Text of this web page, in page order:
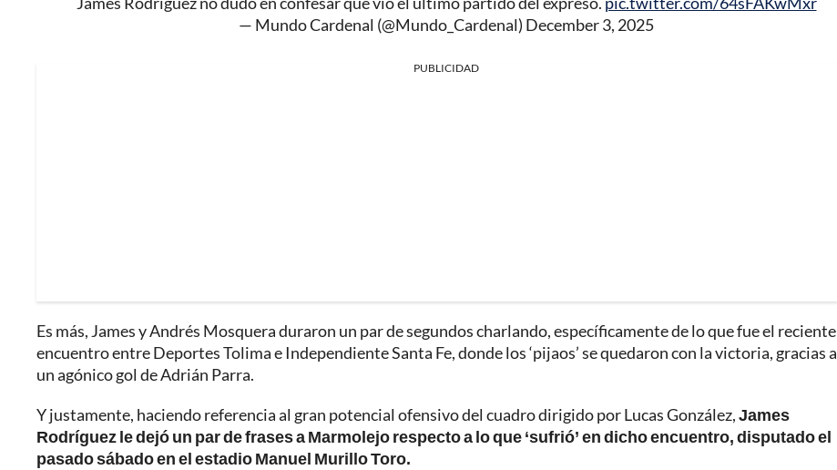
— Mundo Cardenal (@Mundo_Cardenal) December 3, 2025
PUBLICIDAD
Es más, James y Andrés Mosquera duraron un par de segundos charlando, específicamente de lo que fue el reciente
encuentro entre Deportes Tolima e Independiente Santa Fe, donde los ‘pijaos’ se quedaron con la victoria, gracias a
un agónico gol de Adrián Parra.
Y justamente, haciendo referencia al gran potencial ofensivo del cuadro dirigido por Lucas González,James
Rodríguez le dejó un par de frases a Marmolejo respecto a lo que ‘sufrió’ en dicho encuentro, disputado el
pasado sábado en el estadio Manuel Murillo Toro.